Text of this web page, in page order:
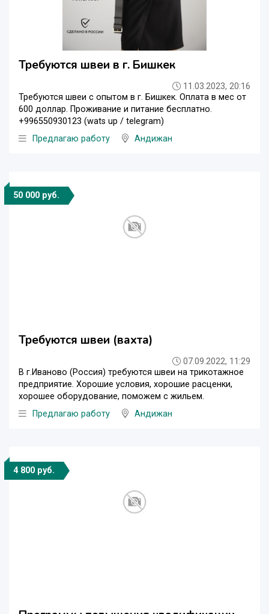
Требуются швеи в г. Бишкек
11.03.2023, 20:16
Требуются швеи с опытом в г. Бишкек. Оплата в мес от
600 доллар. Проживание и питание бесплатно.
+996550930123 (wats up / telegram)
Предлагаю работу
Андижан
50 000 руб.
Требуются швеи (вахта)
07.09.2022, 11:29
В г.Иваново (Россия) требуются швеи на трикотажное
предприятие. Хорошие условия, хорошие расценки,
хорошее оборудование, поможем с жильем.
Предлагаю работу
Андижан
4 800 руб.